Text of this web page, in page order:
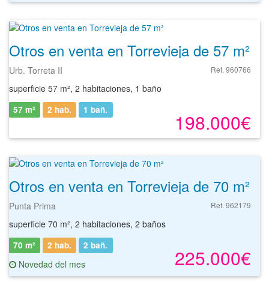
Otros en venta en Torrevieja de 57 m²
Urb. Torreta II Ref. 960766
superficie 57 m², 2 habitaciones, 1 baño
198.000€
57 m² 2 hab. 1 bañ.
Otros en venta en Torrevieja de 70 m²
Punta Prima Ref. 962179
superficie 70 m², 2 habitaciones, 2 baños
225.000€
70 m² 2 hab. 2 bañ.
Novedad del mes